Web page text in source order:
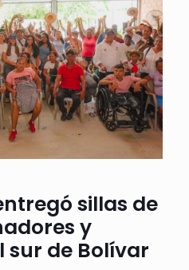
sillas de
y
sur de Bolívar